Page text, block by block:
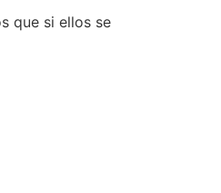
que si ellos se